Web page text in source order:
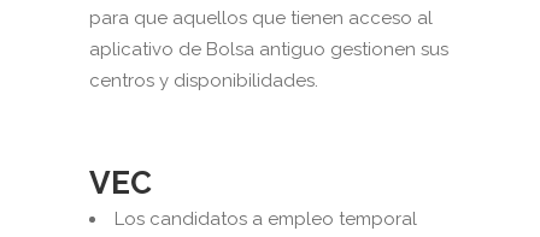
para que aquellos que tienen acceso al
aplicativo de Bolsa antiguo gestionen sus
centros y disponibilidades.
VEC
Los candidatos a empleo temporal